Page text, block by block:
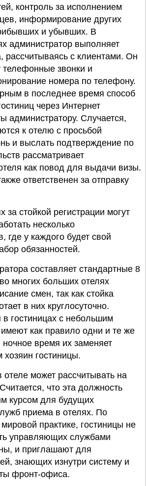
контроль за исполнением
информирование других
и убывших. В
администратор выполняет
рассчитываясь с клиентами. Он
телефонные звонки и
номера по телефону.
в последнее время способ
через Интернет
администратору. Случается,
к отелю с просьбой
и выслать подтверждение по
рассматривает
как повод для выдачи визы.
ответственен за отправку
за стойкой регистрации могут
несколько
где у каждого будет свой
обязанностей.
составляет стандартные 8
многих больших отелях
смен, так как стойка
в них круглосуточно.
гостиницах с небольшим
как правило одни и те же
время их заменяет
гостиницы.
отеле может рассчитывать на
что эта должность
курсом для будущих
приема в отелях. По
практике, гостиницы не
управляющих службами
и приглашают для
знающих изнутри систему и
фронт-офиса.